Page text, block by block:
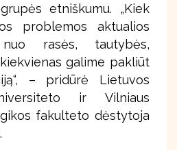
etniškumu. „Kiek
problemos aktualios
nuo rasės, tautybės,
galime pakliūt
– pridūrė Lietuvos
ir Vilniaus
fakulteto dėstytoja